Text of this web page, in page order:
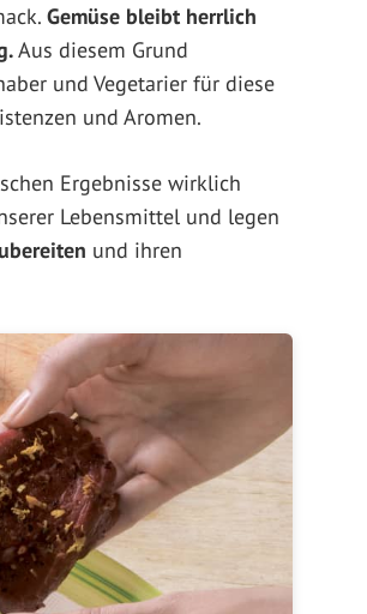
Gemüse bleibt herrlich
Aus diesem Grund
und Vegetarier für diese
und Aromen.
Ergebnisse wirklich
Lebensmittel und legen
und ihren